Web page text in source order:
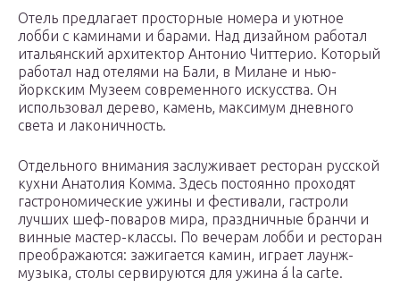
Отель предлагает просторные номера и уютное
лобби с каминами и барами. Над дизайном работал
итальянский архитектор Антонио Читтерио. Который
работал над отелями на Бали, в Милане и нью-
йоркским Музеем современного искусства. Он
использовал дерево, камень, максимум дневного
света и лаконичность.
Отдельного внимания заслуживает ресторан русской
кухни Анатолия Комма. Здесь постоянно проходят
гастрономические ужины и фестивали, гастроли
лучших шеф-поваров мира, праздничные бранчи и
винные мастер-классы. По вечерам лобби и ресторан
преображаются: зажигается камин, играет лаунж-
музыка, столы сервируются для ужина á la carte.